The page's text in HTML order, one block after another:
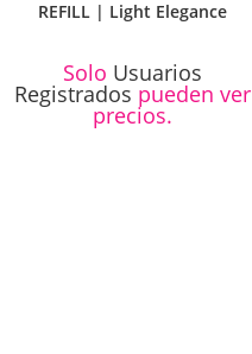
REFILL | Light Elegance
Solo Usuarios
Registrados pueden ver
precios.